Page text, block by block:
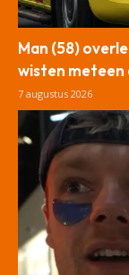
Man (58)
wisten meteen
7 augustus 2026